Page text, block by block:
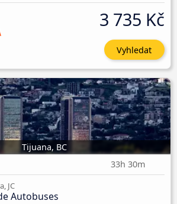
3 735 Kč
Vyhledat
Tijuana, BC
33h 30m
JC
Autobuses